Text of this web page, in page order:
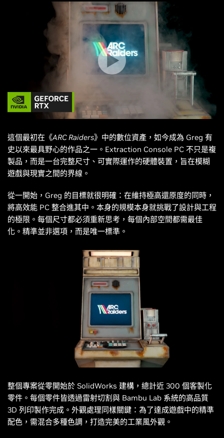
這個最初在 《ARC Raiders》 中的數位資產，如今成為 Greg 有
史以來最具野心的作品之一。Extraction Console PC 不只是複
製品，而是一台完整尺寸、可實際運作的硬體裝置，旨在模糊
遊戲與現實之間的界線。
從一開始，Greg 的目標就很明確：在維持極高還原度的同時，
將高效能 PC 整合進其中。本身的規模本身就挑戰了設計與工程
的極限。每個尺寸都必須重新思考，每個內部空間都需最佳
化。精準並非選項，而是唯一標準。
整個專案從零開始於 SolidWorks 建構，總計近 300 個客製化
零件。每個零件皆透過雷射切割與 Bambu Lab 系統的高品質
3D 列印製作完成。外觀處理同樣關鍵：為了達成遊戲中的精準
配色，需混合多種色調，打造完美的工業風外觀。